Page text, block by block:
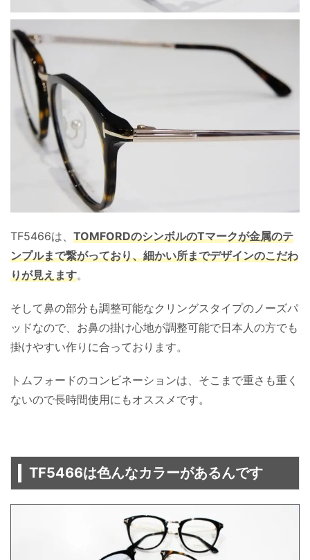
TF5466は、 TOMFORDのシンボルのTマークが金属のテ
ンプルまで繋がっており、細かい所までデザインのこだわ
りが見えます。
そして鼻の部分も調整可能なクリングスタイプのノーズパ
ッドなので、お鼻の掛け心地が調整可能で日本人の方でも
掛けやすい作りに合っております。
トムフォードのコンビネーションは、そこまで重さも重く
ないので長時間使用にもオススメです。
TF5466は色んなカラーがあるんです